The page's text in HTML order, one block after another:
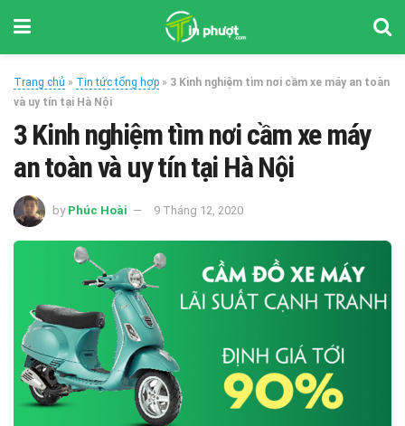
Trang chủ » Tin tức tổng hợp » 3 Kinh nghiệm tìm nơi cầm xe máy an toàn
và uy tín tại Hà Nội
3 Kinh nghiệm tìm nơi cầm xe máy
an toàn và uy tín tại Hà Nội
by Phúc Hoài 9 Tháng 12, 2020